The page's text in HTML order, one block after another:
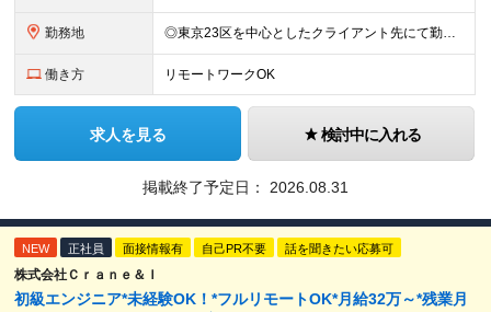
勤務地 ◎東京23区を中心としたクライアント先にて勤務いただきます（転居を伴う転勤なし） ◎在宅勤務も活用できます ■ 本社 東京都江戸川区南葛西3-5-3-402 (変更の範囲)上記を除く当社関連勤務地
働き方 リモートワークOK
求人を見る 検討中に入れる
掲載終了予定日： 2026.08.31
NEW 正社員 面接情報有 自己PR不要 話を聞きたい応募可
株式会社Ｃｒａｎｅ＆Ｉ
初級エンジニア*未経験OK！*フルリモートOK*月給32万～*残業月